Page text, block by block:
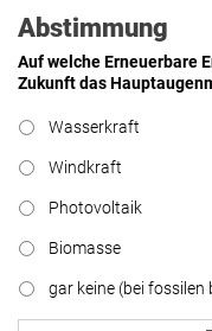
Abstimmung
Auf welche Erneuerbare
Zukunft das
Wasserkraft
Windkraft
Photovoltaik
Biomasse
gar keine (bei fossilen